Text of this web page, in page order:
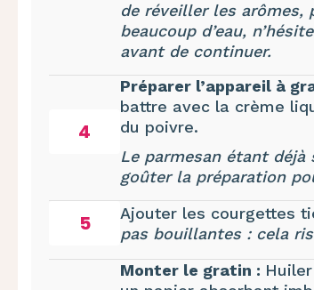
de réveiller les arômes,
beaucoup d’eau,
avant de continuer.
4
Préparer l’appareil à
battre avec la crème
du poivre.
Le parmesan étant
goûter la préparation
5 Ajouter les courgettes
pas bouillantes : cela
Monter le gratin :